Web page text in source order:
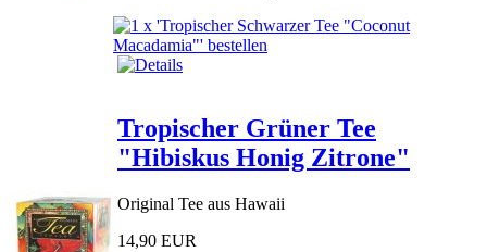
Tropischer Grüner Tee
"Hibiskus Honig Zitrone"
Original Tee aus Hawaii
14,90 EUR